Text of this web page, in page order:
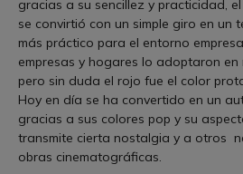
gracias a su sencillez y practicidad,
se convirtió con un simple giro en un
más práctico para el entorno
empresas y hogares lo adoptaron en
pero sin duda el rojo fue el color
Hoy en día se ha convertido en un
gracias a sus colores pop y su
transmite cierta nostalgia y a otros
obras cinematográficas.